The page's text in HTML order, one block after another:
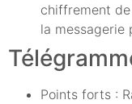
chiffrement
la messagerie
Points forts :